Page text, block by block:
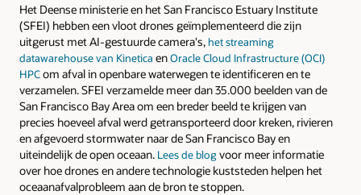
Het Deense ministerie en het San Francisco Estuary Institute
(SFEI) hebben een vloot drones geïmplementeerd die zijn
uitgerust met AI-gestuurde camera's, het streaming
datawarehouse van Kinetica enOracle Cloud Infrastructure (OCI)
HPCom afval in openbare waterwegen te identificeren en te
verzamelen. SFEI verzamelde meer dan 35.000 beelden van de
San Francisco Bay Area om een breder beeld te krijgen van
precies hoeveel afval werd getransporteerd door kreken, rivieren
en afgevoerd stormwater naar de San Francisco Bay en
uiteindelijk de open oceaan. Lees de blogvoor meer informatie
over hoe drones en andere technologie kuststeden helpen het
oceaanafvalprobleem aan de bron te stoppen.